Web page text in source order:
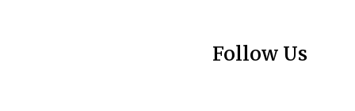
Follow Us